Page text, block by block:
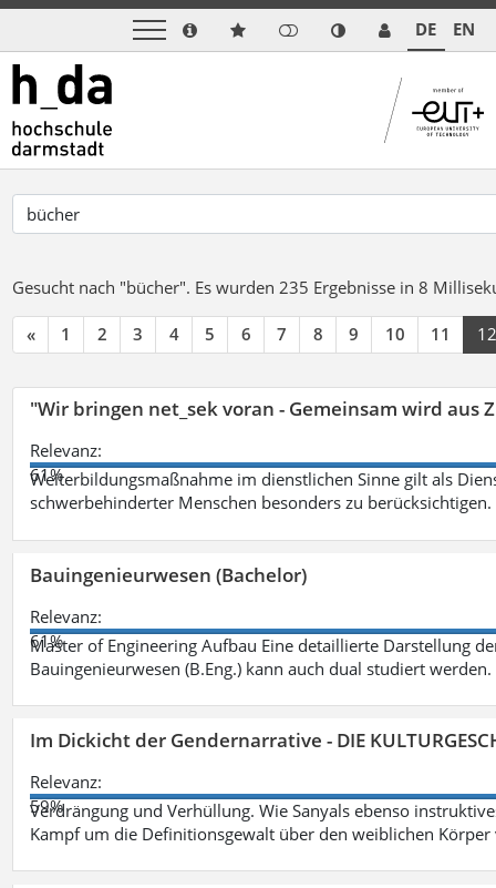
DE EN
Gesucht nach "bücher". Es wurden 235 Ergebnisse in 8
« 1 2 3 4 5 6 7 8 9 10 11 12
"Wir bringen net_sek voran - Gemeinsam wird aus
Relevanz:
61%
Weiterbildungsmaßnahme im dienstlichen Sinne gilt als
schwerbehinderter Menschen besonders zu berücksichtigen.
Bauingenieurwesen (Bachelor)
Relevanz:
61%
Master of Engineering Aufbau Eine detaillierte Darstellung
Bauingenieurwesen (B.Eng.) kann auch dual studiert
Im Dickicht der Gendernarrative - DIE
Relevanz:
59%
Verdrängung und Verhüllung. Wie Sanyals ebenso
Kampf um die Definitionsgewalt über den weiblichen